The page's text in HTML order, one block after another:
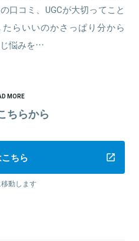
口コミ、UGCが大切ってこと
らいいのかさっぱり分から
じ悩みを…
MORE
ちらから
ちら
動します